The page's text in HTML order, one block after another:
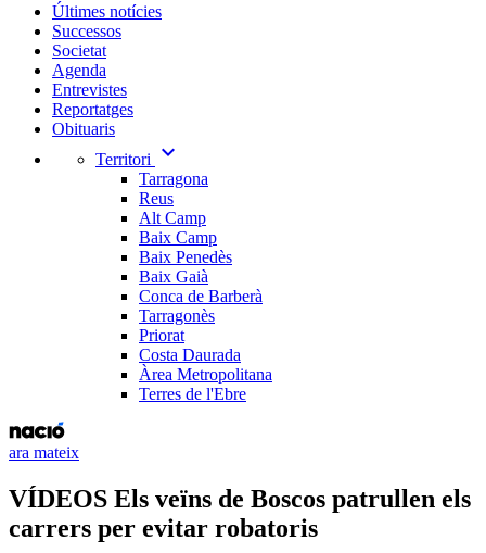
Últimes notícies
Successos
Societat
Agenda
Entrevistes
Reportatges
Obituaris
Territori
expand_more
Tarragona
Reus
Alt Camp
Baix Camp
Baix Penedès
Baix Gaià
Conca de Barberà
Tarragonès
Priorat
Costa Daurada
Àrea Metropolitana
Terres de l'Ebre
ara mateix
VÍDEOS Els veïns de Boscos patrullen els
carrers per evitar robatoris